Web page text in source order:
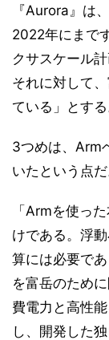
『Aurora』は
2022年にまで
クサスケール
それに対して
ている」とする
3つめは、Arm
いたという点だ
「Armを使っ
けである。浮
算には必要で
を富岳のため
費電力と高性
し、開発した